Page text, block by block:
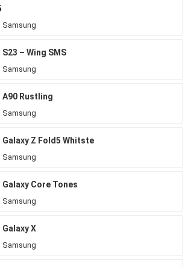
Samsung
– Wing SMS
Samsung
A90 Rustling
Samsung
Galaxy Z Fold5 Whitste
Samsung
Galaxy Core Tones
Samsung
X
Samsung